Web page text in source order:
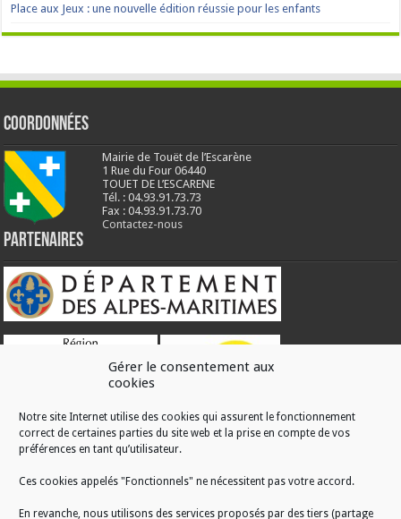
Gérer le consentement aux
cookies
Notre site Internet utilise des cookies qui assurent le fonctionnement
correct de certaines parties du site web et la prise en compte de vos
préférences en tant qu’utilisateur.
Ces cookies appelés "Fonctionnels" ne nécessitent pas votre accord.
En revanche, nous utilisons des services proposés par des tiers (partage
Place aux Jeux : une nouvelle édition réussie pour les enfants
Coordonnées
Mairie de Touët de l’Escarène
1 Rue du Four 06440
TOUET DE L’ESCARENE
Tél. : 04.93.91.73.73
Fax : 04.93.91.73.70
Contactez-nous
Partenaires
RÉALISATION